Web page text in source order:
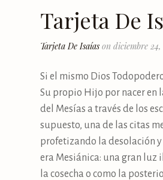
Tarjeta De
Tarjeta De Isaías on diciembre 24,
Si el mismo Dios
Su propio Hijo por nacer en
del Mesías a través de los
supuesto, una de las citas
profetizando la desolación y
era Mesiánica: una gran luz
la cosecha o como la